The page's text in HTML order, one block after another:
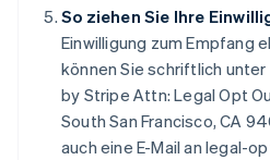
So ziehen Sie Ihre
Einwilligung zum Empfang
können Sie schriftlich
by Stripe Attn: Legal Opt
South San Francisco, CA
auch eine E-Mail an legal-
PortuguêsEnglish
Bulgarien
English
Dänemark
English
Deutschland
DeutschEnglish